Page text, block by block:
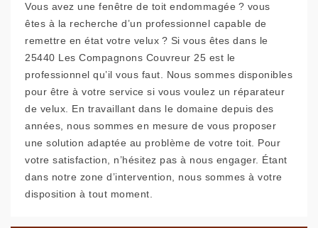
Vous avez une fenêtre de toit endommagée ? vous
êtes à la recherche d’un professionnel capable de
remettre en état votre velux ? Si vous êtes dans le
25440 Les Compagnons Couvreur 25 est le
professionnel qu’il vous faut. Nous sommes disponibles
pour être à votre service si vous voulez un réparateur
de velux. En travaillant dans le domaine depuis des
années, nous sommes en mesure de vous proposer
une solution adaptée au problème de votre toit. Pour
votre satisfaction, n’hésitez pas à nous engager. Étant
dans notre zone d’intervention, nous sommes à votre
disposition à tout moment.